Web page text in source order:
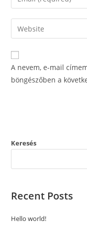
comment
your
email
address
comment
Enter
your
website
URL
A nevem, e-mail
böngészőben a
Keresés
Recent Posts
Hello world!